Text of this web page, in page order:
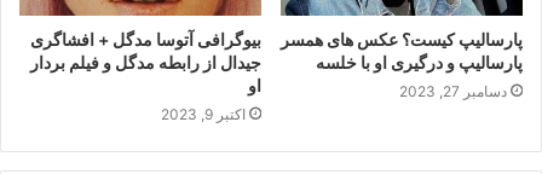
پارسالیپ کیست؟ عکس های همسر
پارسالیپ و درگیری او با خلسه
دسامبر 27, 2023
بیوگرافی آتوسا مدگل + افشاگری
جیدال از رابطه مدگل و فیلم بردار
او
اکتبر 9, 2023